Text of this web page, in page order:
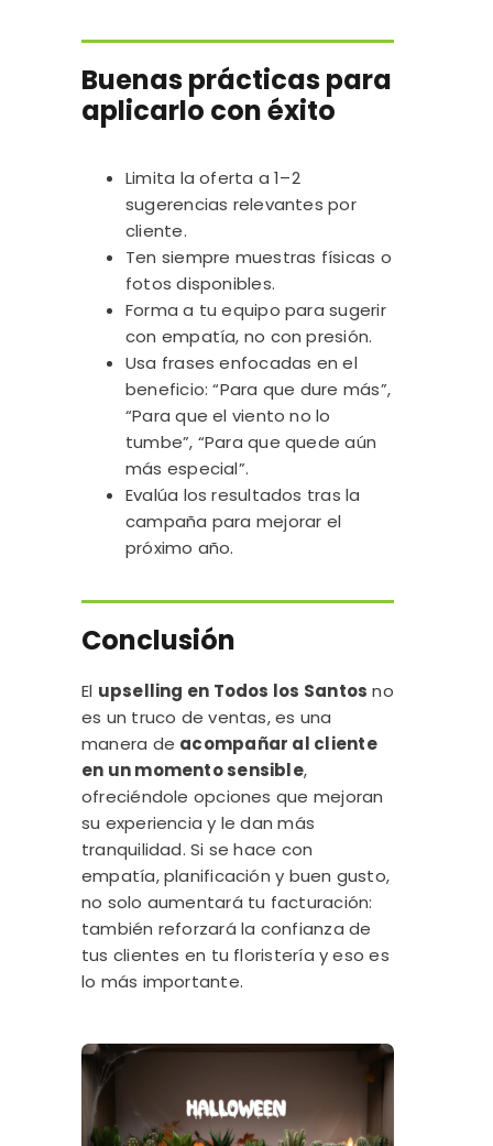
Buenas prácticas para
aplicarlo con éxito
Limita la oferta a 1–2
sugerencias relevantes por
cliente.
Ten siempre muestras físicas o
fotos disponibles.
Forma a tu equipo para sugerir
con empatía, no con presión.
Usa frases enfocadas en el
beneficio: “Para que dure más”,
“Para que el viento no lo
tumbe”, “Para que quede aún
más especial”.
Evalúa los resultados tras la
campaña para mejorar el
próximo año.
Conclusión
El upselling en Todos los Santos no
es un truco de ventas, es una
manera de acompañar al cliente
en un momento sensible,
ofreciéndole opciones que mejoran
su experiencia y le dan más
tranquilidad. Si se hace con
empatía, planificación y buen gusto,
no solo aumentará tu facturación:
también reforzará la confianza de
tus clientes en tu floristería y eso es
lo más importante.